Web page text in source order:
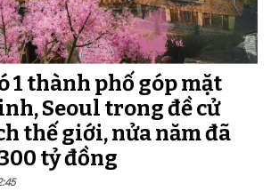
1 thành phố góp mặt
Seoul trong đề cử
thế giới, nửa năm đã
tỷ đồng